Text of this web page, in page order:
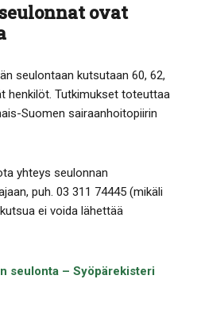
ovat
seulontaan kutsutaan 60, 62,
henkilöt. Tutkimukset toteuttaa
Suomen sairaanhoitopiirin
yhteys seulonnan
puh. 03 311 74445 (mikäli
ei voida lähettää
seulonta – Syöpärekisteri